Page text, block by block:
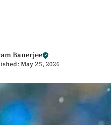
Banerjee
May 25, 2026